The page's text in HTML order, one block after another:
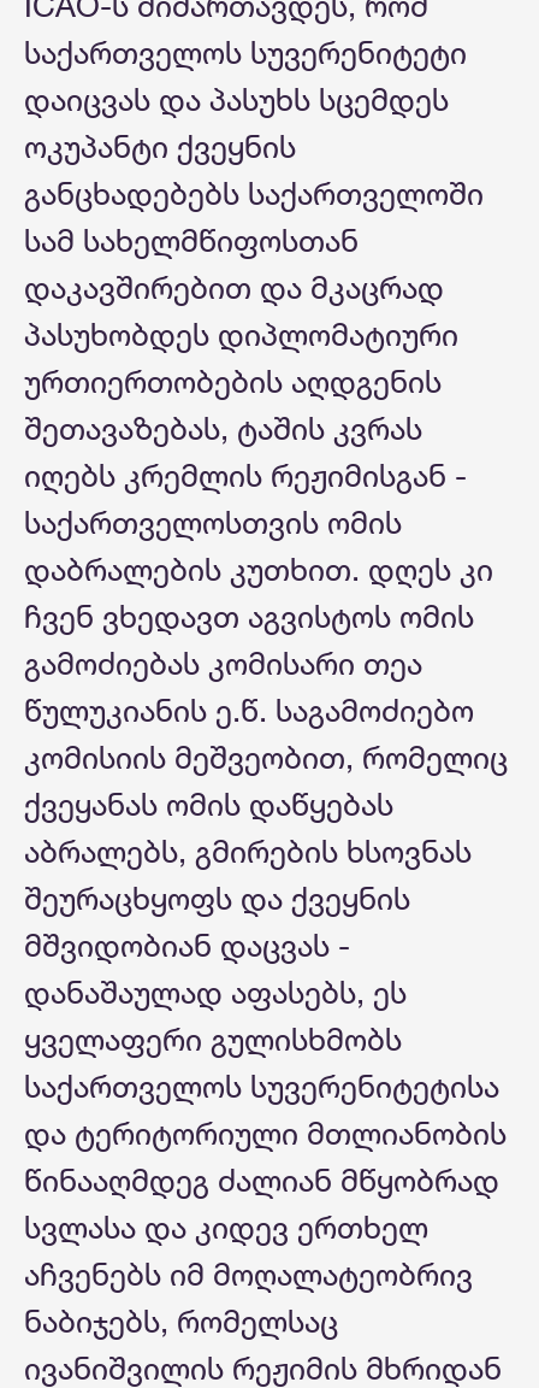
საქართველოს სუვერენიტეტი
დაიცვას და პასუხს სცემდეს
ოკუპანტი ქვეყნის
განცხადებებს საქართველოში
სამ სახელმწიფოსთან
დაკავშირებით და მკაცრად
პასუხობდეს დიპლომატიური
ურთიერთობების აღდგენის
შეთავაზებას, ტაშის კვრას
იღებს კრემლის რეჟიმისგან -
საქართველოსთვის ომის
დაბრალების კუთხით. დღეს კი
ჩვენ ვხედავთ აგვისტოს ომის
გამოძიებას კომისარი თეა
წულუკიანის ე.წ. საგამოძიებო
კომისიის მეშვეობით, რომელიც
ქვეყანას ომის დაწყებას
აბრალებს, გმირების ხსოვნას
შეურაცხყოფს და ქვეყნის
მშვიდობიან დაცვას -
დანაშაულად აფასებს, ეს
ყველაფერი გულისხმობს
საქართველოს სუვერენიტეტისა
და ტერიტორიული მთლიანობის
წინააღმდეგ ძალიან მწყობრად
სვლასა და კიდევ ერთხელ
აჩვენებს იმ მოღალატეობრივ
ნაბიჯებს, რომელსაც
ივანიშვილის რეჟიმის მხრიდან